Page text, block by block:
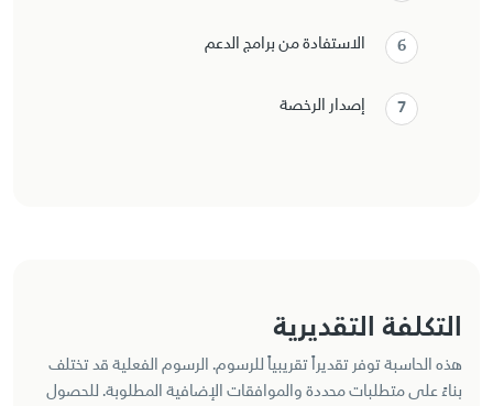
الاستفادة من برامج الدعم
إصدار الرخصة
التكلفة التقديرية
هذه الحاسبة توفر تقديراً تقريبياً للرسوم. الرسوم الفعلية قد تختلف
بناءً على متطلبات محددة والموافقات الإضافية المطلوبة. للحصول